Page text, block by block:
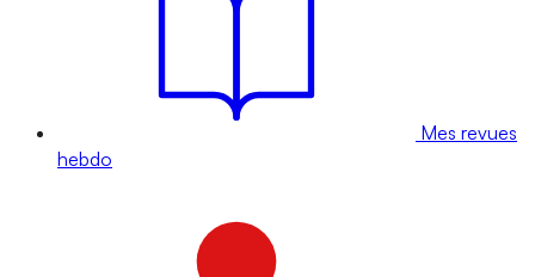
Mes revues
hebdo